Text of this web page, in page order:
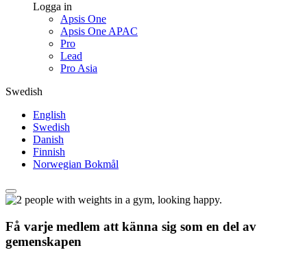
Logga in
Apsis One
Apsis One APAC
Pro
Lead
Pro Asia
Swedish
English
Swedish
Danish
Finnish
Norwegian Bokmål
Få varje medlem att känna sig som en del av
gemenskapen